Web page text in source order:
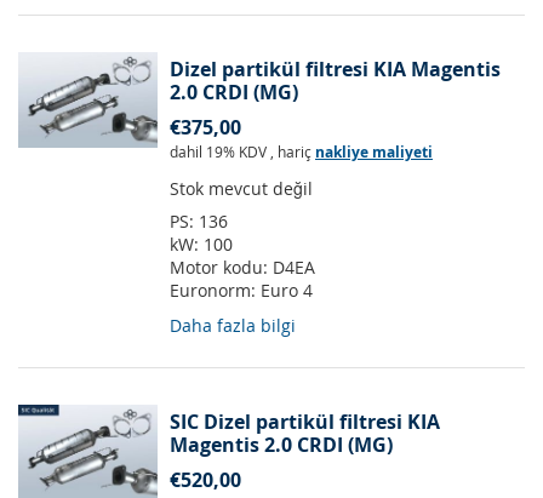
Dizel partikül filtresi KIA Magentis
2.0 CRDI (MG)
€375,00
dahil 19% KDV , hariç nakliye maliyeti
Stok mevcut değil
PS: 136
kW: 100
Motor kodu: D4EA
Euronorm: Euro 4
Daha fazla bilgi
SIC Dizel partikül filtresi KIA
Magentis 2.0 CRDI (MG)
€520,00